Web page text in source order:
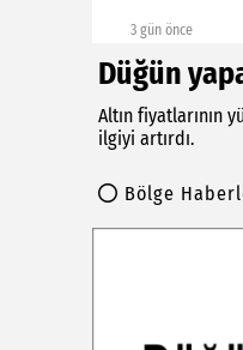
3 gün önce
Düğün
Altın fiyatlarının
ilgiyi artırdı.
Bölge